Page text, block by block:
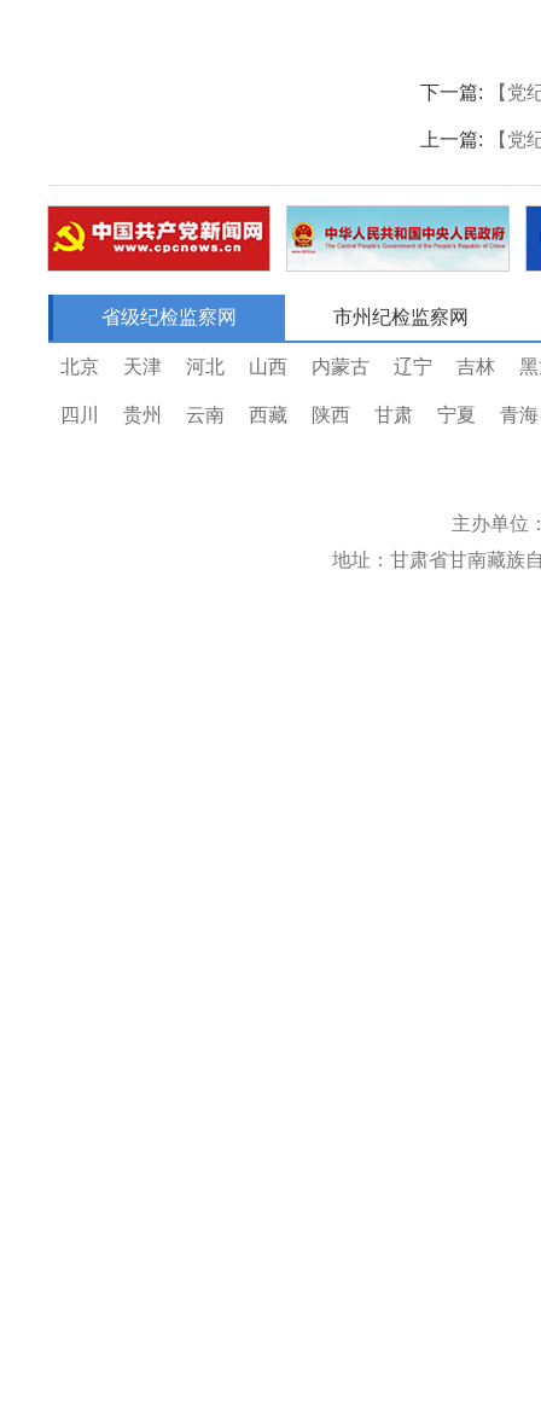
下一篇: 【党
上一篇: 【党
省级纪检监察网 市州纪检监察网
北京 天津 河北 山西 内蒙古 辽宁 吉林
四川 贵州 云南 西藏 陕西 甘肃 宁夏 青海
主办单位
地址：甘肃省甘南藏族